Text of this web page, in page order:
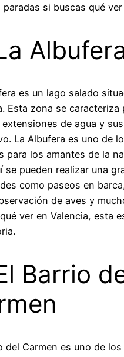
paradas si buscas qué ver
es un lago salado
Esta zona se caracteriza
extensiones de agua y
La Albufera es uno de
para los amantes de la
se pueden realizar una
como paseos en
de aves y
ver en Valencia, esta
Barrio
del Carmen es uno de